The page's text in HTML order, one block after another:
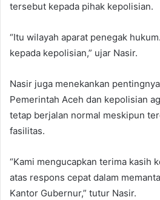
tersebut kepada pihak kepolisian.
“Itu wilayah aparat penegak
kepada kepolisian,” ujar Nasir.
Nasir juga menekankan
Pemerintah Aceh dan kepolisian
tetap berjalan normal meskipun
fasilitas.
“Kami mengucapkan terima kasih
atas respons cepat dalam
Kantor Gubernur,” tutur Nasir.